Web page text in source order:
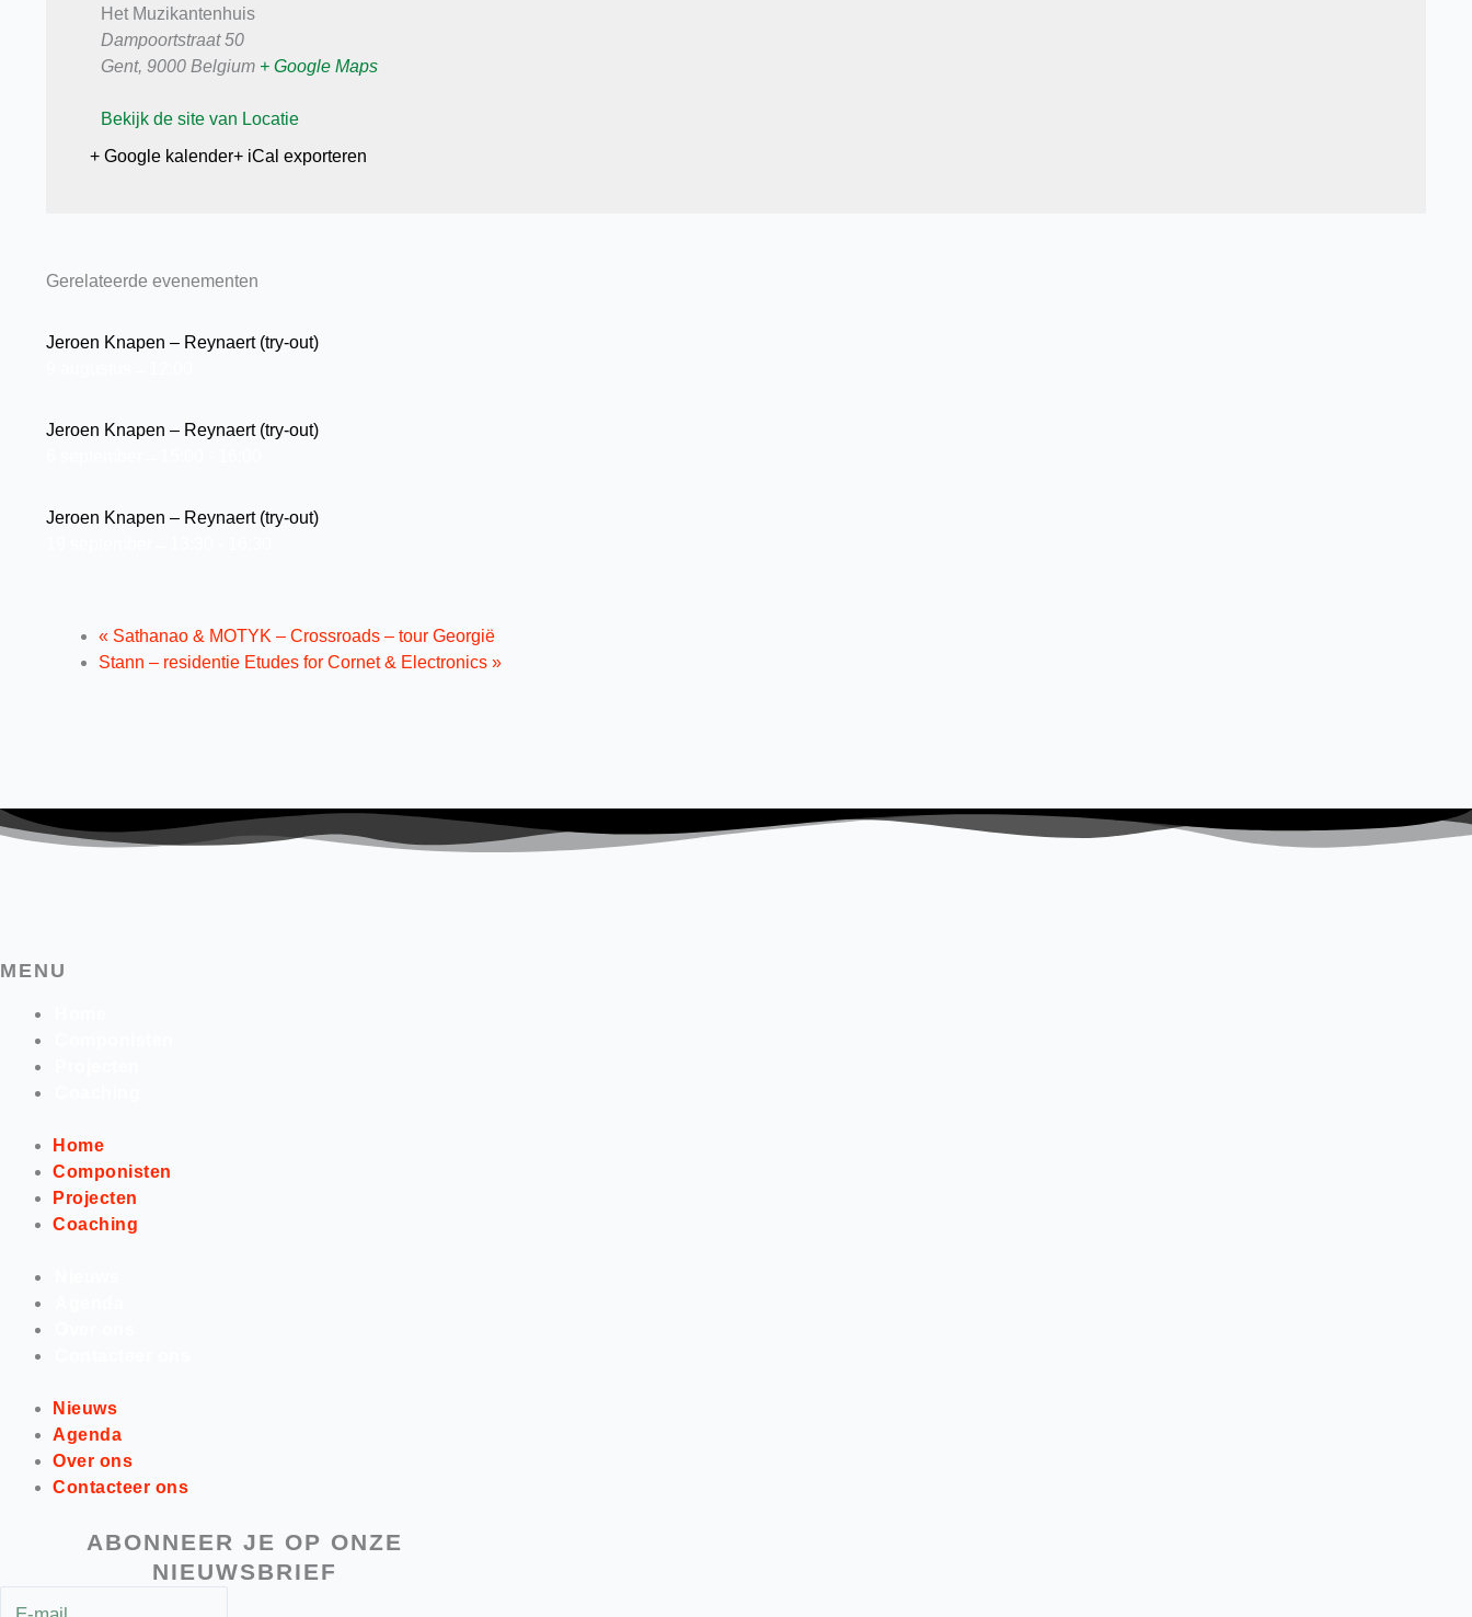
Het Muzikantenhuis
Dampoortstraat 50
Gent, 9000 Belgium + Google Maps
Bekijk de site van Locatie
+ Google kalender+ iCal exporteren
Gerelateerde evenementen
Jeroen Knapen – Reynaert (try-out)
Jeroen Knapen – Reynaert (try-out)
Jeroen Knapen – Reynaert (try-out)
« Sathanao & MOTYK – Crossroads – tour Georgië
Stann – residentie Etudes for Cornet & Electronics »
MENU
Home
Componisten
Projecten
Coaching
Nieuws
Agenda
Over ons
Contacteer ons
ABONNEER JE OP ONZE
NIEUWSBRIEF